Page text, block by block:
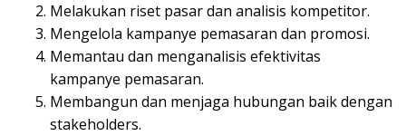
Melakukan riset pasar dan analisis kompetitor.
Mengelola kampanye pemasaran dan promosi.
Memantau dan menganalisis efektivitas
kampanye pemasaran.
Membangun dan menjaga hubungan baik dengan
stakeholders.